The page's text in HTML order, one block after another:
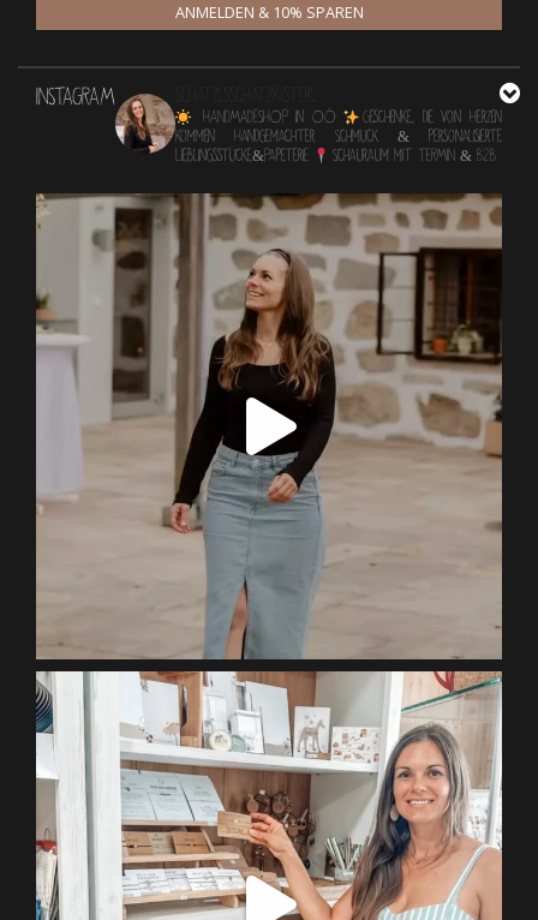
ANMELDEN & 10% SPAREN
INSTAGRAM
HANDMADESHOP in OÖ
Geschenke, die von Herzen
kommen Handgemachter Schmuck & personalisierte
Lieblingsstücke&Papeterie
Schauraum mit TERMIN & B2B